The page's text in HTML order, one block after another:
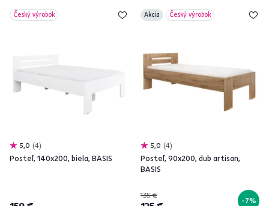
Český výrobok
5,0 4
Posteľ, 140x200, biela, BASIS
Akcia Český výrobok
5,0 4
Posteľ, 90x200, dub artisan,
BASIS
135 €
-7%